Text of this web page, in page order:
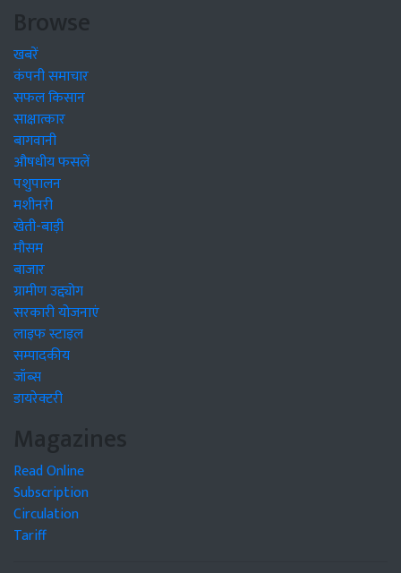
Browse
खबरें
कंपनी समाचार
सफल किसान
साक्षात्कार
बागवानी
औषधीय फसलें
पशुपालन
मशीनरी
खेती-बाड़ी
मौसम
बाजार
ग्रामीण उद्द्योग
सरकारी योजनाएं
लाइफ स्टाइल
सम्पादकीय
जॉब्स
डायरेक्टरी
Magazines
Read Online
Subscription
Circulation
Tariff